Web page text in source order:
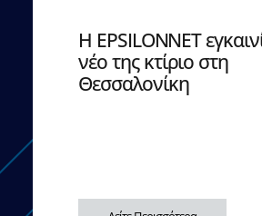
Η EPSILONNET
νέο της κτίριο στη
Θεσσαλονίκη